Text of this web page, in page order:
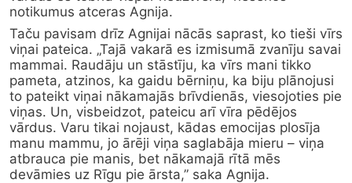
notikumus atceras Agnija.
Taču pavisam drīz Agnijai nācās saprast, ko tieši vīrs
viņai pateica. „Tajā vakarā es izmisumā zvanīju savai
mammai. Raudāju un stāstīju, ka vīrs mani tikko
pameta, atzinos, ka gaidu bērniņu, ka biju plānojusi
to pateikt viņai nākamajās brīvdienās, viesojoties pie
viņas. Un, visbeidzot, pateicu arī vīra pēdējos
vārdus. Varu tikai nojaust, kādas emocijas plosīja
manu mammu, jo ārēji viņa saglabāja mieru – viņa
atbrauca pie manis, bet nākamajā rītā mēs
devāmies uz Rīgu pie ārsta,” saka Agnija.